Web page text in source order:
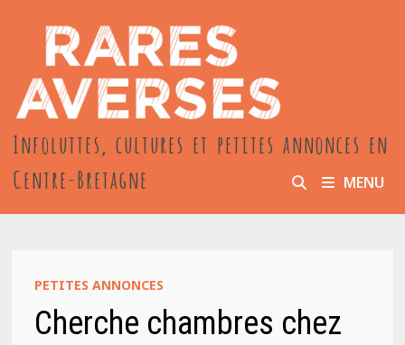
contenu
Infoluttes, cultures et petites annonces en
Centre-Bretagne
MENU
PETITES ANNONCES
Cherche chambres chez